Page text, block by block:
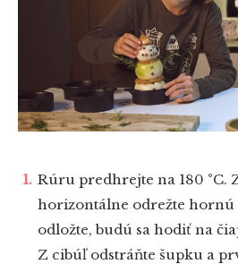
Rúru predhrejte na 180 °C.
horizontálne odrežte hornú
odložte, budú sa hodiť na
Z cibúľ odstráňte šupku a